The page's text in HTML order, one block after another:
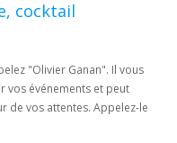
cocktail
"Olivier Ganan". Il vous
vos événements et peut
de vos attentes. Appelez-le